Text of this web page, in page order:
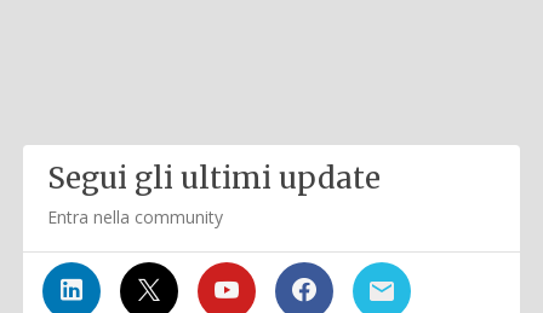
Segui gli ultimi update
Entra nella community